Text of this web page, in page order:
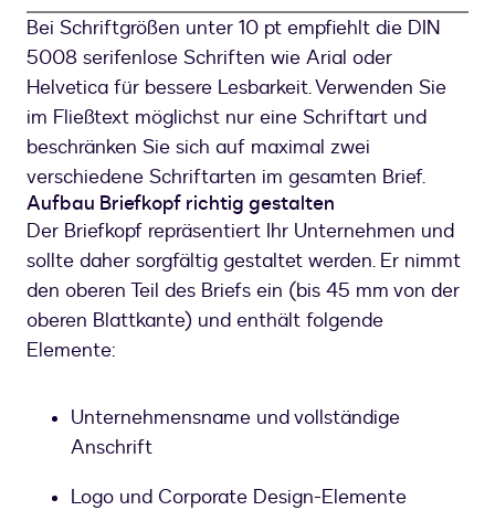
Bei Schriftgrößen unter 10 pt empfiehlt die DIN
5008 serifenlose Schriften wie Arial oder
Helvetica für bessere Lesbarkeit. Verwenden Sie
im Fließtext möglichst nur eine Schriftart und
beschränken Sie sich auf maximal zwei
verschiedene Schriftarten im gesamten Brief.
Aufbau Briefkopf richtig gestalten
Der Briefkopf repräsentiert Ihr Unternehmen und
sollte daher sorgfältig gestaltet werden. Er nimmt
den oberen Teil des Briefs ein (bis 45 mm von der
oberen Blattkante) und enthält folgende
Elemente:
Unternehmensname und vollständige
Anschrift
Logo und Corporate Design-Elemente